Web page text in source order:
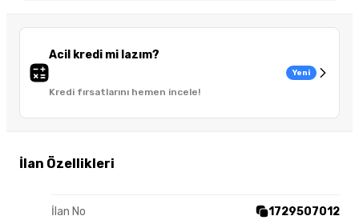
Acil kredi mi lazım?
Kredi fırsatlarını hemen incele!
Yeni
İlan Özellikleri
İlan No 1729507012